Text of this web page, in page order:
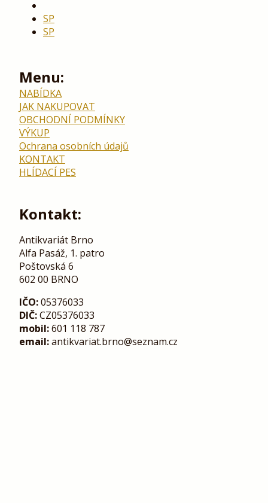
SP
SP
Menu:
NABÍDKA
JAK NAKUPOVAT
OBCHODNÍ PODMÍNKY
VÝKUP
Ochrana osobních údajů
KONTAKT
HLÍDACÍ PES
Kontakt:
Antikvariát Brno
Alfa Pasáž, 1. patro
Poštovská 6
602 00 BRNO
IČO:05376033
DIČ:CZ05376033
mobil:601 118 787
email:antikvariat.brno@seznam.cz